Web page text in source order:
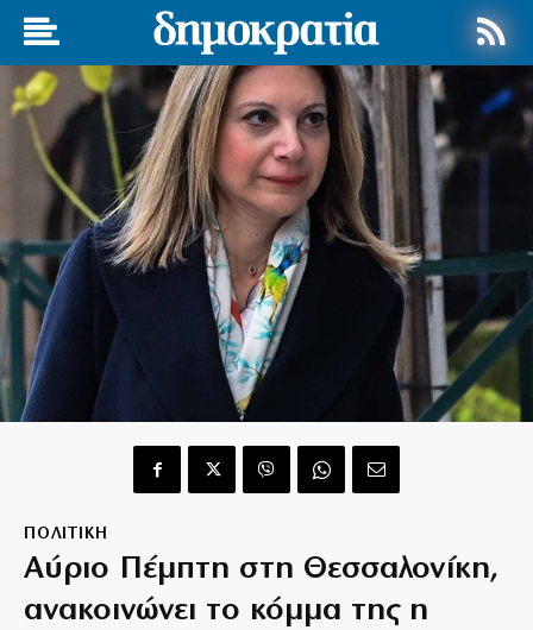
ΠΟΛΙΤΙΚΗ
Αύριο Πέμπτη στη Θεσσαλονίκη,
ανακοινώνει το κόμμα της η